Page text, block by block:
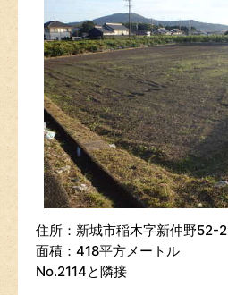
住所：新城市稲木字新仲野52-2
面積：418平方メートル
No.2114と隣接